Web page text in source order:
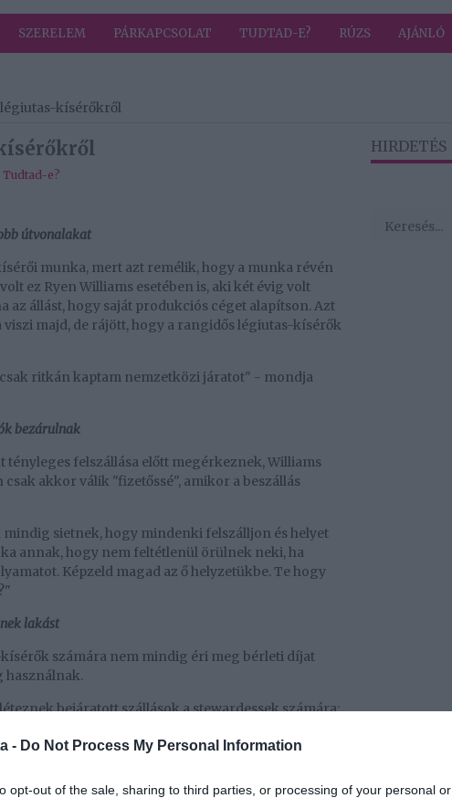
- Do Not Process My Personal Information
opt-out of the sale, sharing to third parties, or processing of your personal or
SZERELEM PÁRKAPCSOLAT TUDTAD-E? RÚZS AJÁNLÓ
légiutas-kísérőkről
Tudtad-e?
útvonalakat
munka, mert azt remélik, hogy a munka révén
ez Ryen Williams esetében is, aki két évig volt
állást, hogy saját produkciós céget alapítson. Azt
majd, de rájött, hogy a rangidős légiutas-kísérők
ritkán kaptam nemzetközi járatot" - mondja
bezárulnak
tényleges felszállása előtt megérkeznek, Williams
akkor válik "fizetőssé", amikor a beszállás
sietnek, hogy mindenki felszálljon és helyet
annak, hogy nem feltétlenül örülnek neki, ha
Képzeld magad az ő helyzetükbe. Te hogy
lakást
számára nem mindig éri meg bérleti díjat
használnak.
bejáratott szállások a stewardessek számára:
lévő kollégiumi szobák, ahol a bérleti díjat más
kísérővé válni
HIRDETÉS